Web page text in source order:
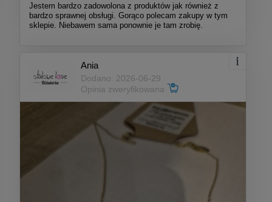
Jestem bardzo zadowolona z produktów jak również z
bardzo sprawnej obsługi. Gorąco polecam zakupy w tym
sklepie. Niebawem sama ponownie je tam zrobię.
Ania
Dodano: 2026-06-29
Opinia zweryfikowana